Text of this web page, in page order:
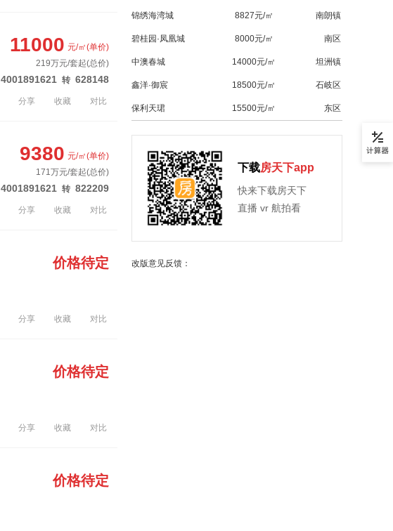
4001891621 转 628148
11000 元/㎡(单价)
219万元/套起(总价)
分享 收藏 对比
4001891621 转 822209
9380 元/㎡(单价)
171万元/套起(总价)
分享 收藏 对比
价格待定
分享 收藏 对比
价格待定
分享 收藏 对比
价格待定
锦绣海湾城 8827元/㎡ 南朗镇
碧桂园·凤凰城 8000元/㎡ 南区
中澳春城 14000元/㎡ 坦洲镇
鑫洋·御宸 18500元/㎡ 石岐区
保利天珺 15500元/㎡ 东区
下载房天下app
快来下载房天下
直播 vr 航拍看
改版意见反馈：